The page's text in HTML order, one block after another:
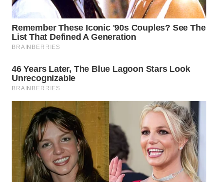
WN
CIANJUR
WN
KEPULAUAN
SERIBU
WN
TANGERANG
WN
BINJAI